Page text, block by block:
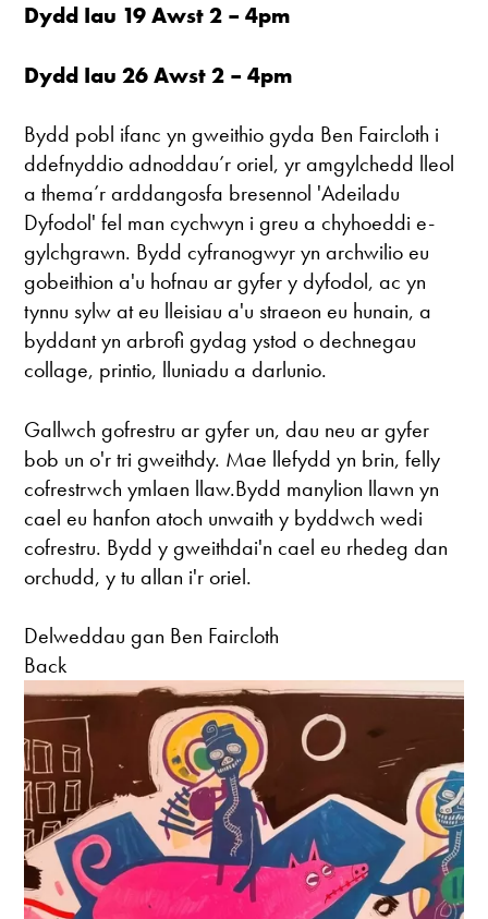
Dydd Iau 19 Awst 2 – 4pm
Dydd Iau 26 Awst 2 – 4pm
Bydd pobl ifanc yn gweithio gyda Ben Faircloth i
ddefnyddio adnoddau’r oriel, yr amgylchedd lleol
a thema’r arddangosfa bresennol 'Adeiladu
Dyfodol' fel man cychwyn i greu a chyhoeddi e-
gylchgrawn. Bydd cyfranogwyr yn archwilio eu
gobeithion a'u hofnau ar gyfer y dyfodol, ac yn
tynnu sylw at eu lleisiau a'u straeon eu hunain, a
byddant yn arbrofi gydag ystod o dechnegau
collage, printio, lluniadu a darlunio.
Gallwch gofrestru ar gyfer un, dau neu ar gyfer
bob un o'r tri gweithdy. Mae llefydd yn brin, felly
cofrestrwch ymlaen llaw.Bydd manylion llawn yn
cael eu hanfon atoch unwaith y byddwch wedi
cofrestru. Bydd y gweithdai'n cael eu rhedeg dan
orchudd, y tu allan i'r oriel.
Delweddau gan Ben Faircloth
Back